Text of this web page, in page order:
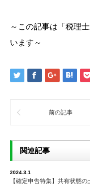
～この記事は「税理
います～
前の記事
関連記事
2024.3.1
【確定申告特集】共有状態